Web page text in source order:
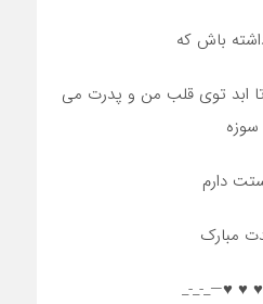
باش که
ابد توی قلب من و پدرت می
سوزه
دارم
مبارک
_-_-_—♥️ ♥️